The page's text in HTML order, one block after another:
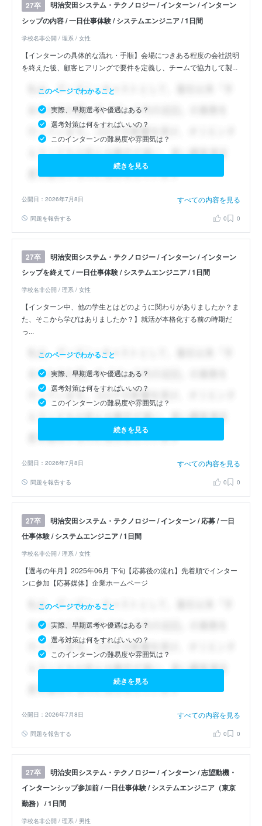
27卒
明治安田システム・テクノロジー / インターン / インターン
シップの内容 / 一日仕事体験 / システムエンジニア / 1日間
学校名非公開 / 理系 / 女性
【インターンの具体的な流れ・手順】会場につきある程度の会社説明
を終えた後、顧客ヒアリングで要件を定義し、チームで協力して製...
このページでわかること
実際、早期選考や優遇はある？
選考対策は何をすればいいの？
このインターンの難易度や雰囲気は？
続きを見る
公開日：2026年7月8日 すべての内容を見る
問題を報告する 0 0
27卒
明治安田システム・テクノロジー / インターン / インターン
シップを終えて / 一日仕事体験 / システムエンジニア / 1日間
学校名非公開 / 理系 / 女性
【インターン中、他の学生とはどのように関わりがありましたか？ま
た、そこから学びはありましたか？】就活が本格化する前の時期だ
っ...
このページでわかること
実際、早期選考や優遇はある？
選考対策は何をすればいいの？
このインターンの難易度や雰囲気は？
続きを見る
公開日：2026年7月8日 すべての内容を見る
問題を報告する 0 0
27卒
明治安田システム・テクノロジー / インターン / 応募 / 一日
仕事体験 / システムエンジニア / 1日間
学校名非公開 / 理系 / 女性
【選考の年月】2025年06月 下旬【応募後の流れ】先着順でインター
ンに参加【応募媒体】企業ホームページ
このページでわかること
実際、早期選考や優遇はある？
選考対策は何をすればいいの？
このインターンの難易度や雰囲気は？
続きを見る
公開日：2026年7月8日 すべての内容を見る
問題を報告する 0 0
27卒
明治安田システム・テクノロジー / インターン / 志望動機・
インターンシップ参加前 / 一日仕事体験 / システムエンジニア（東京
勤務） / 1日間
学校名非公開 / 理系 / 男性